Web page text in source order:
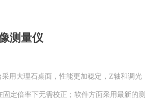
测量仪
用大理石桌面，性能更加稳定，Z轴和调光
定倍率下无需校正；软件方面采用最新的测